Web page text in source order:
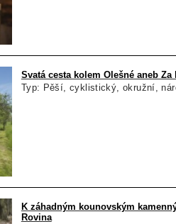
Svatá cesta kolem Olešné aneb
Typ: Pěší, cyklistický, okružní,
K záhadným kounovským
Rovina